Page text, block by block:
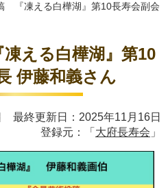
『凍える白樺湖』第10長寿会副会
える白樺湖』第10
伊藤和義さん
最終更新日：2025年11月16日
登録元：「 大府長寿会 」